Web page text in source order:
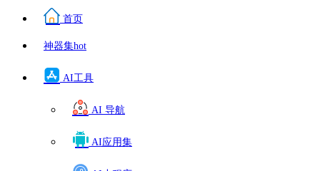
首页
神器集hot
AI工具
AI 导航
AI应用集